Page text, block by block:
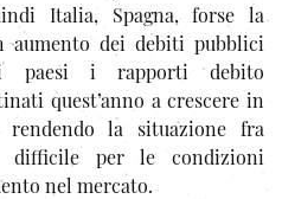
Italia, Spagna, forse la
aumento dei debiti pubblici
paesi i rapporti debito
quest’anno a crescere in
rendendo la situazione fra
difficile per le condizioni
nel mercato.